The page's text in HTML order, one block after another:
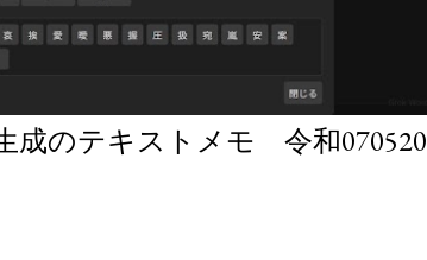
成のテキストメモ 令和070520